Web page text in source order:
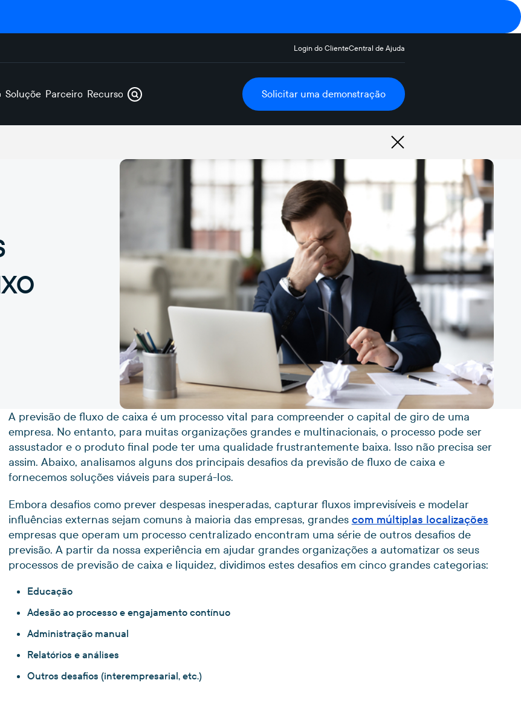
Login do ClienteCentral de Ajuda
Soluções Parceiros Recursos Solicitar uma demonstração
A previsão de fluxo de caixa é um processo vital para compreender o capital de giro de uma
empresa. No entanto, para muitas organizações grandes e multinacionais, o processo pode ser
assustador e o produto final pode ter uma qualidade frustrantemente baixa. Isso não precisa ser
assim. Abaixo, analisamos alguns dos principais desafios da previsão de fluxo de caixa e
fornecemos soluções viáveis para superá-los.
Embora desafios como prever despesas inesperadas, capturar fluxos imprevisíveis e modelar
influências externas sejam comuns à maioria das empresas, grandes com múltiplas localizações
empresas que operam um processo centralizado encontram uma série de outros desafios de
previsão. A partir da nossa experiência em ajudar grandes organizações a automatizar os seus
processos de previsão de caixa e liquidez, dividimos estes desafios em cinco grandes categorias:
Educação
Adesão ao processo e engajamento contínuo
Administração manual
Relatórios e análises
Outros desafios (interempresarial, etc.)